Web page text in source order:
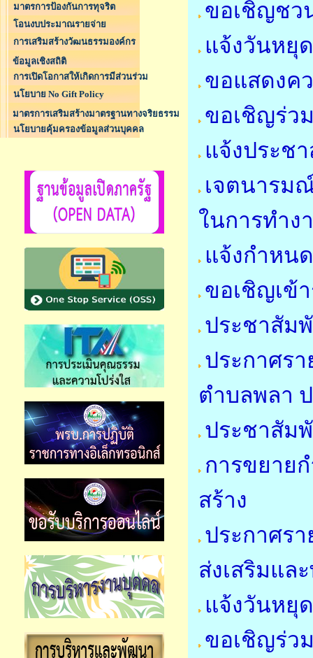
มาตรการป้องกันการทุจริต
โอนงบประมาณรายจ่าย
การเสริมสร้างวัฒนธรรมองค์กร
ข้อมูลเชิงสถิติ
การเปิดโอกาสให้เกิดการมีส่วนร่วม
นโยบาย No Gift Policy
มาตรการเสริมสร้างมาตรฐานทางจริยธรรม
นโยบายคุ้มครองข้อมูลส่วนบุคคล
ขอเชิญชว
แจ้งวันหยุ
ขอแสดงค
ขอเชิญร่ว
แจ้งประช
เจตนารม
ในการทำง
แจ้งกำหน
ขอเชิญเข้
ประชาสัม
ประกาศร
ตำบลพลา
ประชาสัม
การขยาย
สร้าง
ประกาศร
ส่งเสริมแ
แจ้งวันหยุ
ขอเชิญร่ว